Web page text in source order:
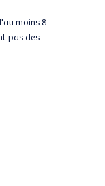
moins 8
pas des